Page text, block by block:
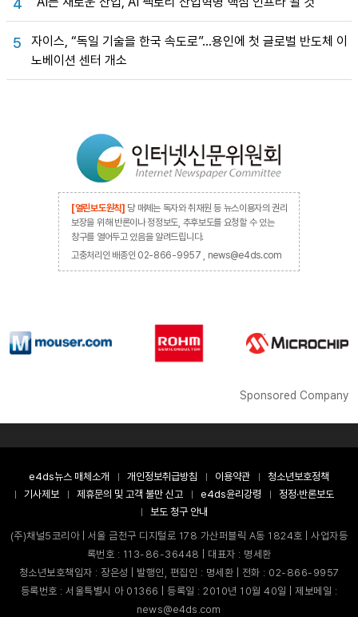
4
5
자이스, “독일 기술을 한국 속도로”…용인에 첫 글로벌 반도체 이
노베이션 센터 개소
[열린보도원칙] 당 매체는 독자와 취재원 등 뉴스이용자의 권리
보장을 위해 반론이나 정정보도, 추후보도를 요청할 수 있는
창구를 열어두고 있음을 알려드립니다.
고충처리인 배종인 02-866-9957 , news@e4ds.com
Sponsored Company
e4ds뉴스 매체소개 개인정보취급방침 이용약관
청소년보호정책
기사제보
제휴문의 및 고객 불만 신고 e4ds윤리강령
정정·반론보도
보도 청구 안내
(주)채널5코리아 | 서울 금천구 디지털로 178 가산퍼블릭 A동 1824호 | 사업자등
록번호 : 113-86-36448 | 대표자 : 명세환
청소년보호책임자 : 장은성 | 발행인, 편집인 : 명세환 | 전화 : 02-866-9957
등록번호 : 서울특별시 아 01366 | 등록일 : 2010년 10월 40일 | 제보메일 :
news@e4ds.com